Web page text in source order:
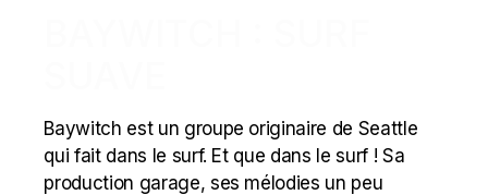
Baywitch est un groupe originaire de Seattle
qui fait dans le surf. Et que dans le surf ! Sa
production garage, ses mélodies un peu